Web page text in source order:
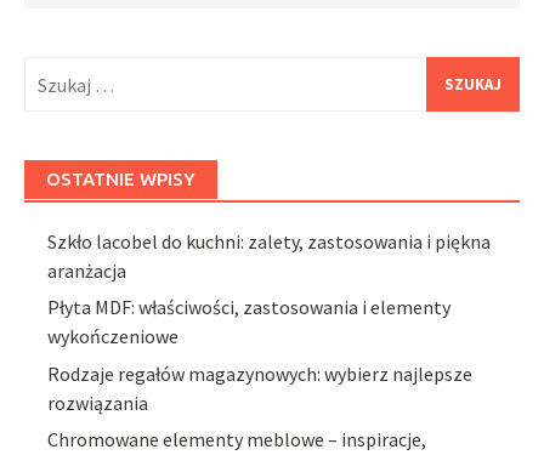
OSTATNIE WPISY
Szkło lacobel do kuchni: zalety, zastosowania i piękna
aranżacja
Płyta MDF: właściwości, zastosowania i elementy
wykończeniowe
Rodzaje regałów magazynowych: wybierz najlepsze
rozwiązania
Chromowane elementy meblowe – inspiracje,